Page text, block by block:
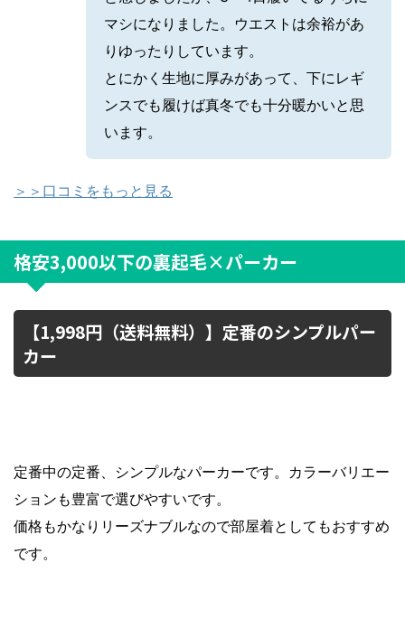
マシになりました。ウエストは余裕があ
りゆったりしています。
とにかく生地に厚みがあって、下にレギ
ンスでも履けば真冬でも十分暖かいと思
います。
＞＞口コミをもっと見る
格安3,000以下の裏起毛×パーカー
【1,998円（送料無料）】定番のシンプルパー
カー
定番中の定番、シンプルなパーカーです。カラーバリエー
ションも豊富で選びやすいです。
価格もかなりリーズナブルなので部屋着としてもおすすめ
です。